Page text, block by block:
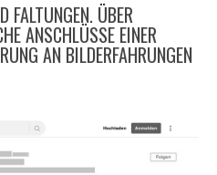
FALTUNGEN. ÜBER
ANSCHLÜSSE EINER
AN BILDERFAHRUNGEN